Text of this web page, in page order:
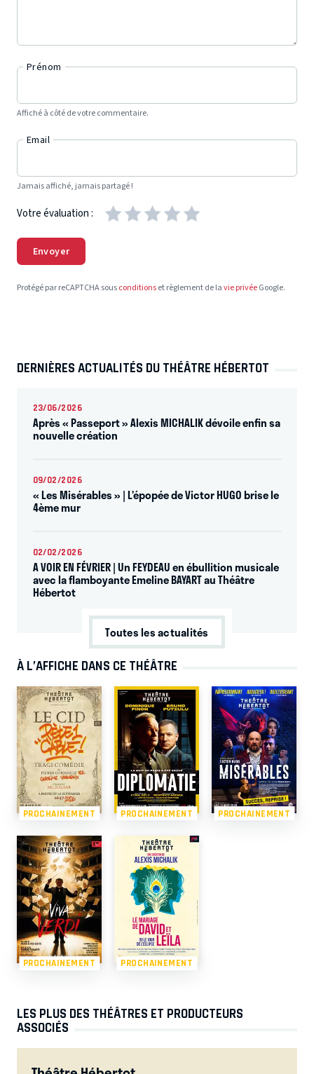
Prénom
Affiché à côté de votre commentaire.
Email
Jamais affiché, jamais partagé !
Votre évaluation :
Envoyer
Protégé par reCAPTCHA sousconditionset règlement de lavie privéeGoogle.
DERNIÈRES ACTUALITÉS DU THÉÂTRE HÉBERTOT
23/06/2026
Après « Passeport » Alexis MICHALIK dévoile enfin sa
nouvelle création
09/02/2026
« Les Misérables » | L’épopée de Victor HUGO brise le
4ème mur
02/02/2026
A VOIR EN FÉVRIER | Un FEYDEAU en ébullition musicale
avec la flamboyante Emeline BAYART au Théâtre
Hébertot
Toutes les actualités
À L’AFFICHE DANS CE THÉÂTRE
PROCHAINEMENT PROCHAINEMENT PROCHAINEMENT
PROCHAINEMENT PROCHAINEMENT
LES PLUS DES THÉÂTRES ET PRODUCTEURS
ASSOCIÉS